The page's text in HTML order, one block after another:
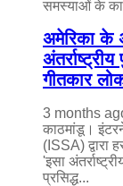
समस्याओं के
अमेरिका के
गीतकार
3 months
काठमांडू।
(ISSA) द्वारा
'इसा
प्रसिद्ध...